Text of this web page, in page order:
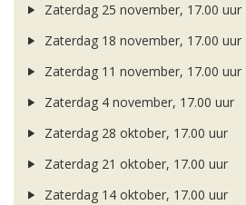
Zaterdag 25 november, 17.00 uur
Zaterdag 18 november, 17.00 uur
Zaterdag 11 november, 17.00 uur
Zaterdag 4 november, 17.00 uur
Zaterdag 28 oktober, 17.00 uur
Zaterdag 21 oktober, 17.00 uur
Zaterdag 14 oktober, 17.00 uur